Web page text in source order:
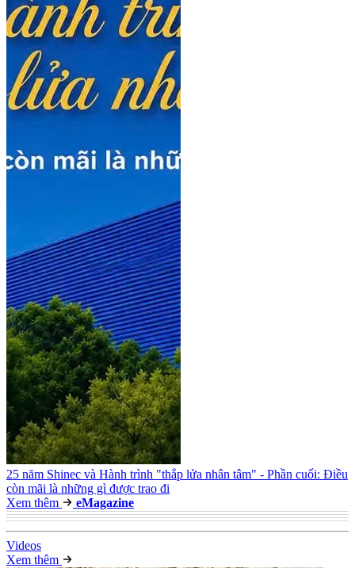
25 năm Shinec và Hành trình "thắp lửa nhân tâm" - Phần cuối: Điều
còn mãi là những gì được trao đi
Xem thêm
eMagazine
Videos
Xem thêm